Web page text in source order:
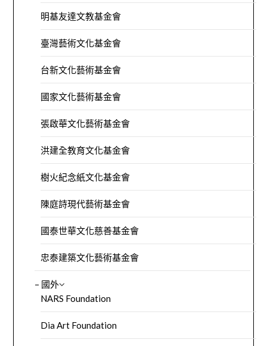
明基友達文教基金會
臺灣藝術文化基金會
台新文化藝術基金會
國家文化藝術基金會
張啟華文化藝術基金會
洪建全教育文化基金會
樹火紀念紙文化基金會
陳庭詩現代藝術基金會
國泰世華文化慈善基金會
忠泰建築文化藝術基金會
– 國外
NARS Foundation
Dia Art Foundation